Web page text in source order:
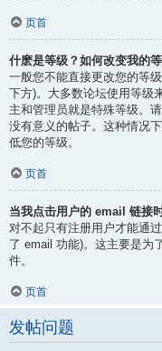
页首
什麽是等级？如何改变我的
一般您不能直接更改您的等
下方)。大多数论坛使用等级
主和管理员就是特殊等级。
没有意义的帖子。这种情况
低您的等级。
页首
当我点击用户的 email 链接
对不起只有注册用户才能通
了 email 功能)。这主要是为
件。
页首
发帖问题